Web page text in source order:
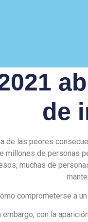
de
de las peores
millones de personas
muchas de
comprometerse a
embargo, con la